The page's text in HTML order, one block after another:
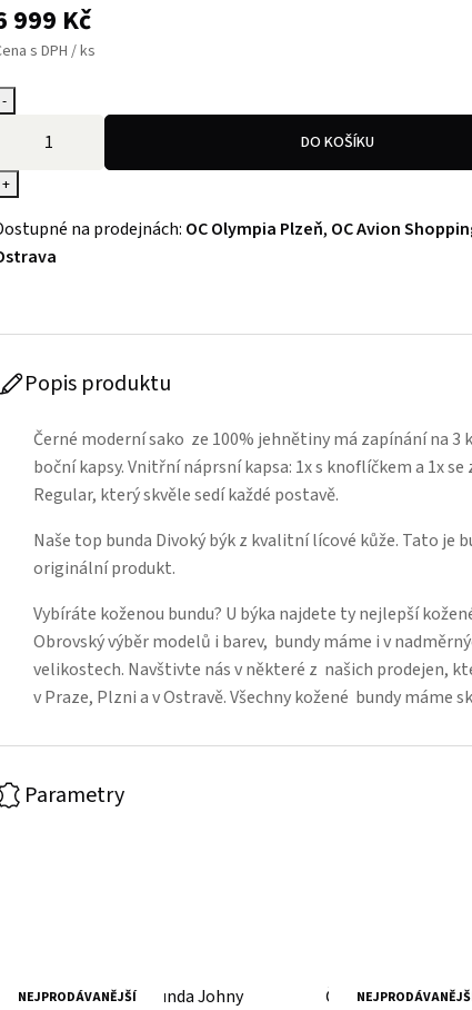
999 Kč
s DPH / ks
-
+
DO KOŠÍKU
na prodejnách: OC Olympia Plzeň, OC Avion
Popis produktu
Černé moderní sako ze 100% jehnětiny má zapínání na 3
boční kapsy. Vnitřní náprsní kapsa: 1x s knoflíčkem a 1x
Regular, který skvěle sedí každé postavě.
Naše top bunda Divoký býk z kvalitní lícové kůže. Tato je
originální produkt.
Vybíráte koženou bundu? U býka najdete ty nejlepší
Obrovský výběr modelů i barev, bundy máme i v
velikostech. Navštivte nás v některé z našich prodejen,
v Praze, Plzni a v Ostravě. Všechny kožené bundy máme
Parametry
NEJPRODÁVANĚJŠÍ
černá kožená bunda Johny
Černá pánská